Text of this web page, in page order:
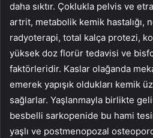
daha sıktır. Çoklukla pelvis ve
artrit, metabolik kemik hastalığı,
radyoterapi, total kalça protezi,
yüksek doz florür tedavisi ve
faktörleridir. Kaslar olağanda
emerek yapışık oldukları kemik
sağlarlar. Yaşlanmayla birlikte
besbelli sarkopenide bu hami
yaşlı ve postmenopozal